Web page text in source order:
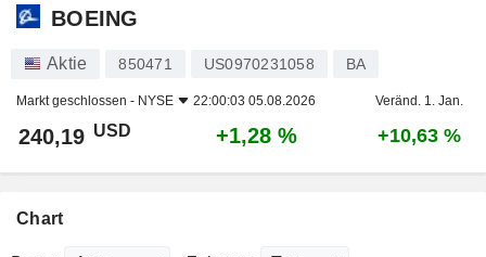
BOEING
Aktie 850471 US0970231058 BA
Markt geschlossen - NYSE 22:00:03 05.08.2026 Veränd. 1. Jan.
240,19 USD +1,28 % +10,63 %
Chart